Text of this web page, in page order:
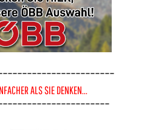
ALS SIE DENKEN...